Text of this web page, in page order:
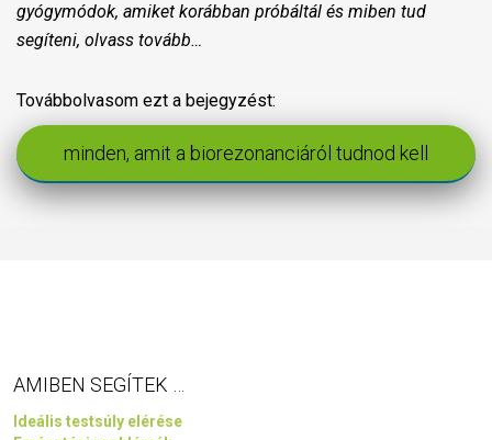
gyógymódok, amiket korábban próbáltál és miben tud
segíteni, olvass tovább…
Továbbolvasom ezt a bejegyzést:
minden, amit a biorezonanciáról tudnod kell
AMIBEN SEGÍTEK …
Ideális testsúly elérése